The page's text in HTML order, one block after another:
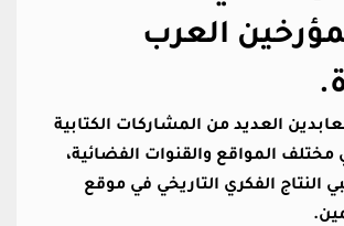
العرب
العديد من المشاركات الكتابية
المواقع والقنوات الفضائية،
النتاج الفكري التاريخي في موقع